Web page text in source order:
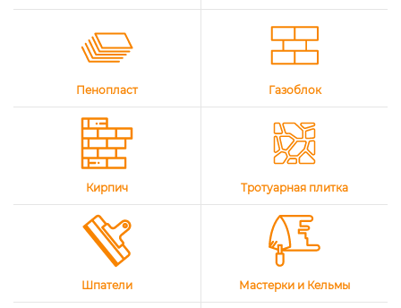
Пенопласт Газоблок
Кирпич Тротуарная плитка
Шпатели Мастерки и Кельмы